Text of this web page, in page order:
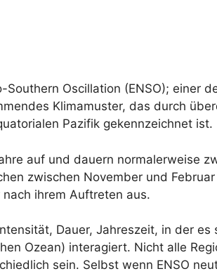
Oscillation (ENSO); einer
Klimamuster, das durch
Pazifik gekennzeichnet ist.
auf und dauern normalerweise
zwischen November und
ihrem Auftreten aus.
Dauer, Jahreszeit, in der
Ozean) interagiert. Nicht alle
sein. Selbst wenn ENSO